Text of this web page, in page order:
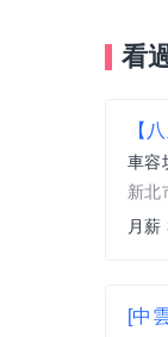
看
【
車容
新北
月
[中